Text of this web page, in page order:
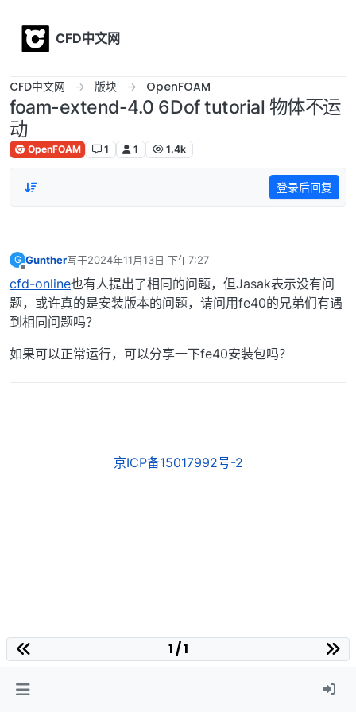
CFD中文网
CFD中文网 版块 OpenFOAM
foam-extend-4.0 6Dof tutorial 物体不运
动
OpenFOAM 1 1 1.4k
登录后回复
G Gunther写于2024年11月13日 下午7:27
最后由 编辑
cfd-online也有人提出了相同的问题，但Jasak表示没有问
题，或许真的是安装版本的问题，请问用fe40的兄弟们有遇
到相同问题吗？
如果可以正常运行，可以分享一下fe40安装包吗？
京ICP备15017992号-2
1 / 1